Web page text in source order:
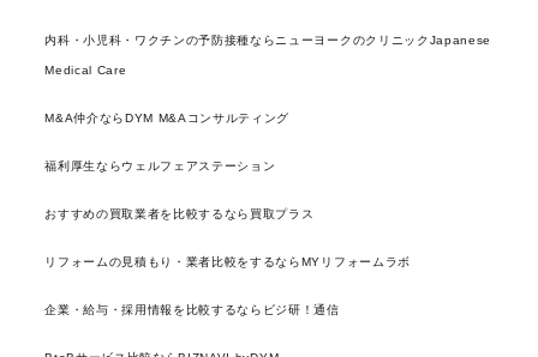
内科・小児科・ワクチンの予防接種ならニューヨークのクリニックJapanese
Medical Care
M&A仲介ならDYM M&Aコンサルティング
福利厚生ならウェルフェアステーション
おすすめの買取業者を比較するなら買取プラス
リフォームの見積もり・業者比較をするならMYリフォームラボ
企業・給与・採用情報を比較するならビジ研！通信